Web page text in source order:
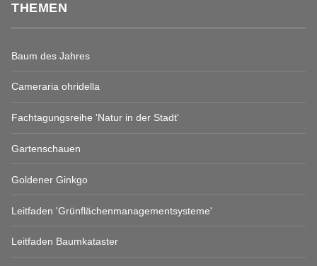
THEMEN
Baum des Jahres
Cameraria ohridella
Fachtagungsreihe 'Natur in der Stadt'
Gartenschauen
Goldener Ginkgo
Leitfaden 'Grünflächenmanagementsysteme'
Leitfaden Baumkataster